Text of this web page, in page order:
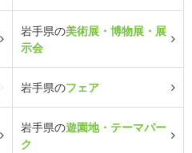
岩手県の美術展・博物展・展
示会
岩手県のフェア
岩手県の遊園地・テーマパー
ク